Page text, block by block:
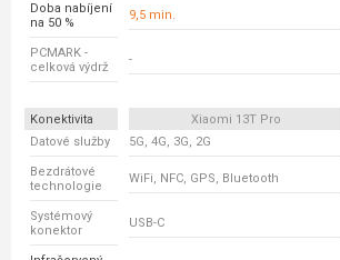
Doba nabíjení
na 50 %
9,5 min.
PCMARK -
celková výdrž
-
Konektivita Xiaomi 13T Pro
Datové služby
5G, 4G, 3G, 2G
Bezdrátové
technologie
WiFi, NFC, GPS, Bluetooth
Systémový
konektor
USB-C